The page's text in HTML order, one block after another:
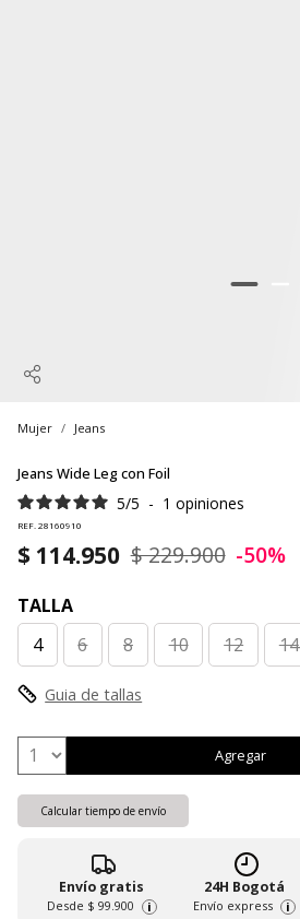
Mujer Jeans
Jeans Wide Leg con Foil
5/5 - 1 opiniones
REF. 28160910
$ 114.950 $ 229.900 -50%
TALLA
4
6 8 10 12 14
Guia de tallas
Agregar
Calcular tiempo de envío
Envío gratis
Desde $ 99.900 i
24H Bogotá
Envío express i